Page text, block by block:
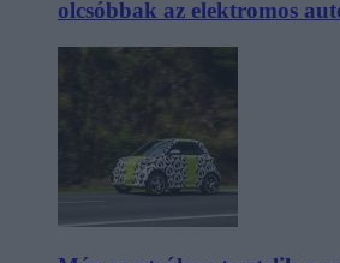
olcsóbbak az elektromos